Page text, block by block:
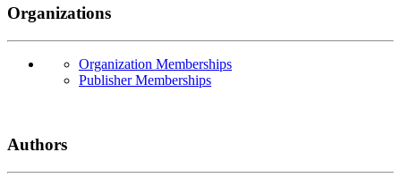
Organizations
Organization Memberships
Publisher Memberships
Authors